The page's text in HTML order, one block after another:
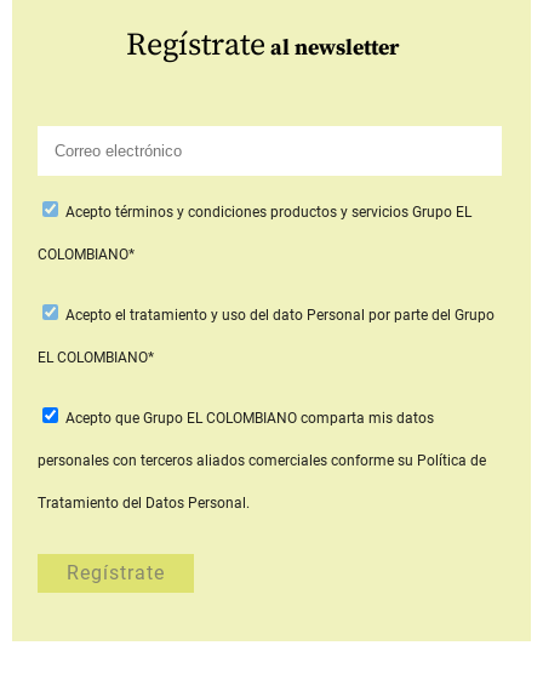
Regístrate al newsletter
Aceptotérminos y condiciones productos y serviciosGrupo EL
COLOMBIANO*
Acepto el tratamiento y uso del dato Personal por parte del Grupo
EL COLOMBIANO*
Acepto que Grupo EL COLOMBIANOcomparta mis datos
personales con terceros aliados comerciales conforme su Política de
Tratamiento del Datos Personal.